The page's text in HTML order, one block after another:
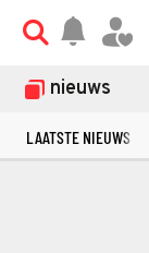
nieuws
LAATSTE NIEUWS